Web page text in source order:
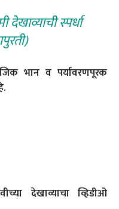
देखाव्याची स्पर्धा
भान व पर्यावरणपूरक
देखाव्याचा व्हिडीओ